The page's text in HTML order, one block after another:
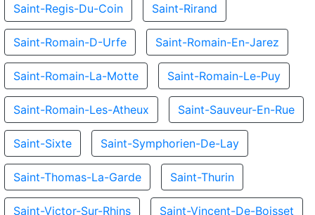
Saint-Regis-Du-Coin Saint-Rirand
Saint-Romain-D-Urfe Saint-Romain-En-Jarez
Saint-Romain-La-Motte Saint-Romain-Le-Puy
Saint-Romain-Les-Atheux Saint-Sauveur-En-Rue
Saint-Sixte Saint-Symphorien-De-Lay
Saint-Thomas-La-Garde Saint-Thurin
Saint-Victor-Sur-Rhins Saint-Vincent-De-Boisset